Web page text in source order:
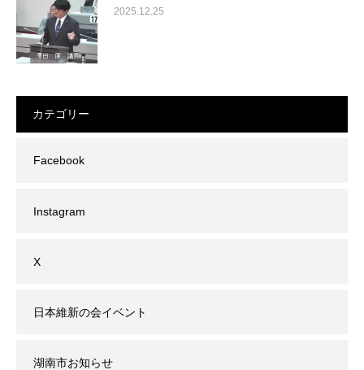
2025.12.25
カテゴリー
Facebook
Instagram
X
日本維新の会イベント
湖南市お知らせ